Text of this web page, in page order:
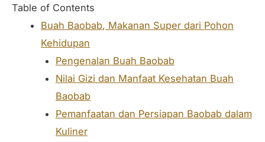
Table of Contents
Buah Baobab, Makanan Super dari Pohon
Kehidupan
Pengenalan Buah Baobab
Nilai Gizi dan Manfaat Kesehatan Buah
Baobab
Pemanfaatan dan Persiapan Baobab dalam
Kuliner